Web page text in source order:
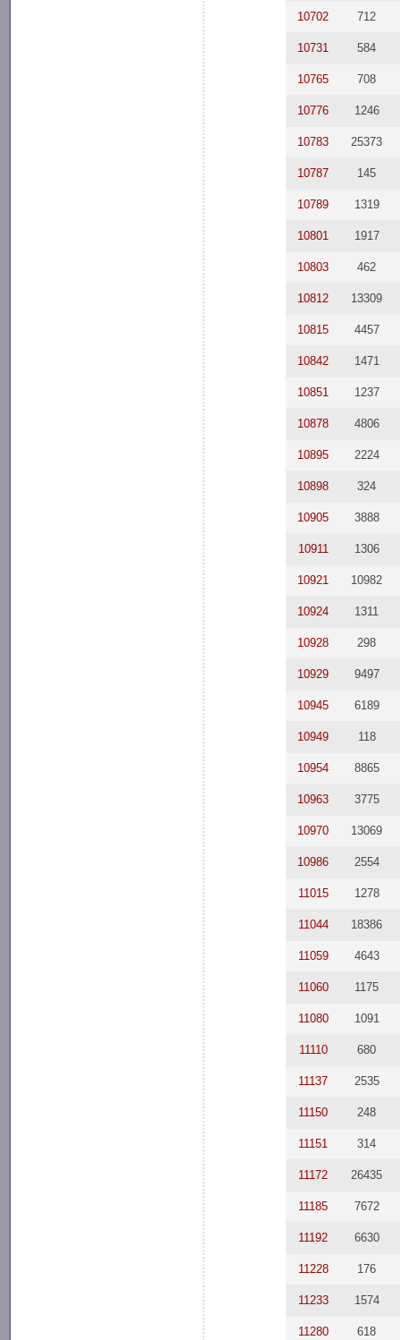
10702 712
10731 584
10765 708
10776 1246
10783 25373
10787 145
10789 1319
10801 1917
10803 462
10812 13309
10815 4457
10842 1471
10851 1237
10878 4806
10895 2224
10898 324
10905 3888
10911 1306
10921 10982
10924 1311
10928 298
10929 9497
10945 6189
10949 118
10954 8865
10963 3775
10970 13069
10986 2554
11015 1278
11044 18386
11059 4643
11060 1175
11080 1091
11110 680
11137 2535
11150 248
11151 314
11172 26435
11185 7672
11192 6630
11228 176
11233 1574
11280 618